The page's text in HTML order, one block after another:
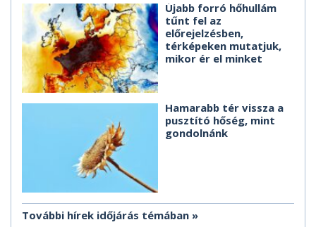
Újabb forró hőhullám
tűnt fel az
előrejelzésben,
térképeken mutatjuk,
mikor ér el minket
Hamarabb tér vissza a
pusztító hőség, mint
gondolnánk
További hírek időjárás témában